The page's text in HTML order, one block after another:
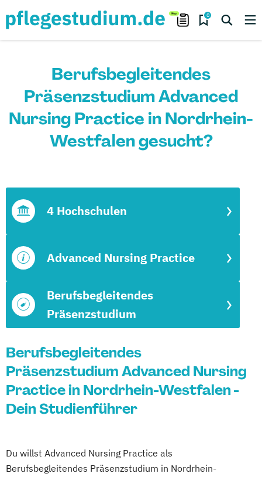
0
Berufsbegleitendes
Präsenzstudium Advanced
Nursing Practice in Nordrhein-
Westfalen gesucht?
Berufsbegleitendes
Präsenzstudium
Advanced Nursing Practice
4 Hochschulen
Berufsbegleitendes
Präsenzstudium Advanced Nursing
Practice in Nordrhein-Westfalen -
Dein Studienführer
Du willst Advanced Nursing Practice als
Berufsbegleitendes Präsenzstudium in Nordrhein-